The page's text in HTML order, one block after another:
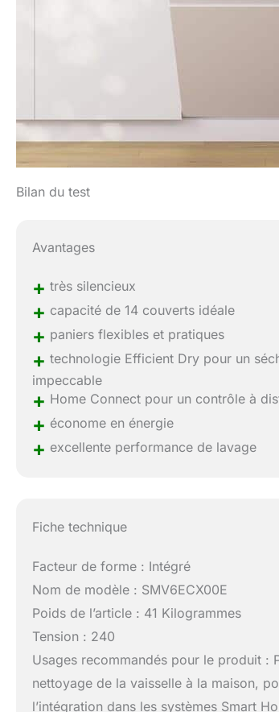
Bilan du test
Avantages
+ très silencieux
+ capacité de 14 couverts idéale
+ paniers flexibles et pratiques
+ technologie Efficient Dry pour un
impeccable
+ Home Connect pour un contrôle à
+ économe en énergie
+ excellente performance de lavage
Fiche technique
Facteur de forme : Intégré
Nom de modèle : SMV6ECX00E
Poids de l’article : 41 Kilogrammes
Tension : 240
Usages recommandés pour le produit :
nettoyage de la vaisselle à la maison,
l’intégration dans les systèmes Smart